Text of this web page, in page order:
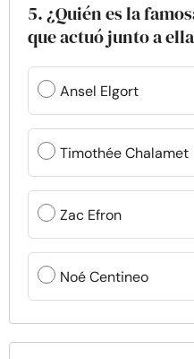
5. ¿Quién es la
que actuó junto a
Ansel Elgort
Timothée Chalamet
Zac Efron
Noé Centineo